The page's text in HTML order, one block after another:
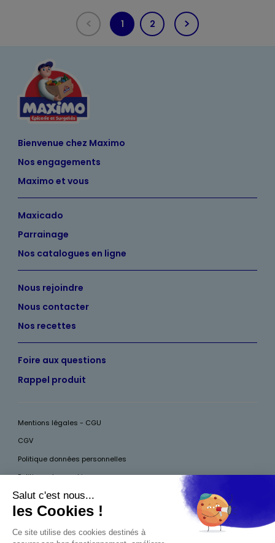
1(current)
2
Bienvenue chez Maximo
Nos engagements
Maximo et vous
Maxicado
Parrainage
Nos catalogues en ligne
Nous rejoindre
Nous contacter
Nos recettes
Foire aux questions
Rappel produit
Mentions légales - CGU
CGV
Politique données personnelles
Politique des cookies
Accessibilité
Pour votre santé, mangez au moins cinq fruits et légumes par jour, plus